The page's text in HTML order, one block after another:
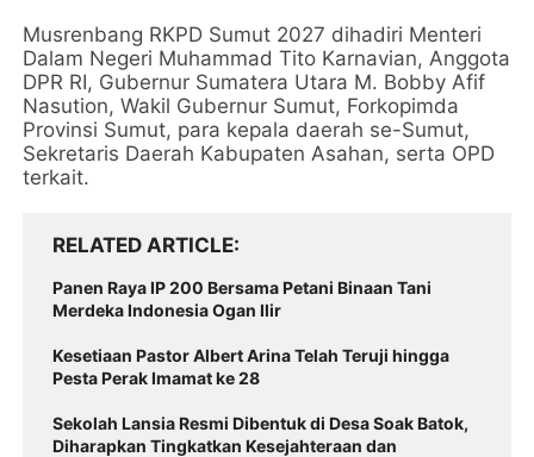
Musrenbang RKPD Sumut 2027 dihadiri Menteri
Dalam Negeri Muhammad Tito Karnavian, Anggota
DPR RI, Gubernur Sumatera Utara M. Bobby Afif
Nasution, Wakil Gubernur Sumut, Forkopimda
Provinsi Sumut, para kepala daerah se-Sumut,
Sekretaris Daerah Kabupaten Asahan, serta OPD
terkait.
RELATED ARTICLE
Panen Raya IP 200 Bersama Petani Binaan Tani
Merdeka Indonesia Ogan Ilir
Kesetiaan Pastor Albert Arina Telah Teruji hingga
Pesta Perak Imamat ke 28
Sekolah Lansia Resmi Dibentuk di Desa Soak Batok,
Diharapkan Tingkatkan Kesejahteraan dan